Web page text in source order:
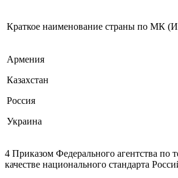
Краткое наименование страны по МК
Армения
Казахстан
Россия
Украина
4 Приказом Федерального агентства по
качестве национального стандарта